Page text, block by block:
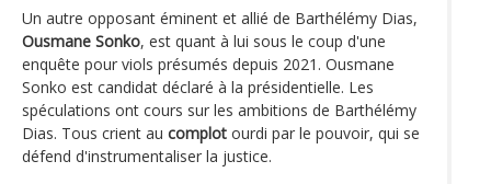
Un autre opposant éminent et allié de Barthélémy Dias,
Ousmane Sonko, est quant à lui sous le coup d'une
enquête pour viols présumés depuis 2021. Ousmane
Sonko est candidat déclaré à la présidentielle. Les
spéculations ont cours sur les ambitions de Barthélémy
Dias. Tous crient au complot ourdi par le pouvoir, qui se
défend d'instrumentaliser la justice.